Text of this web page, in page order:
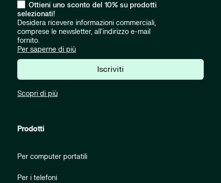
Ottieni uno sconto del 10% su prodotti
selezionati!
Desidera ricevere informazioni commerciali,
comprese le newsletter, all'indirizzo e-mail
fornito.
Per saperne di più
Iscriviti
Scopri di più
Prodotti
Per computer portatili
Per i telefoni